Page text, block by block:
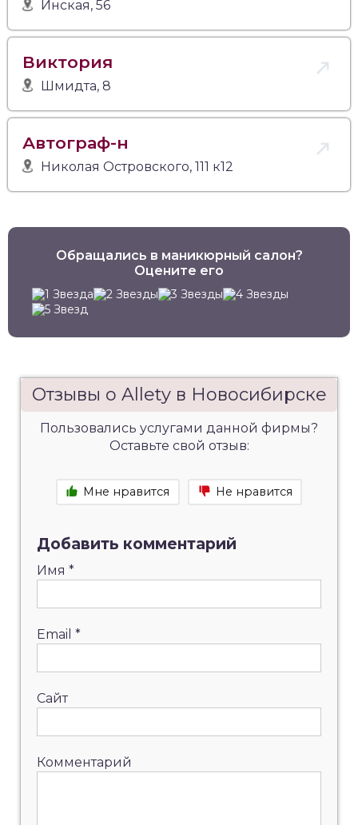
Инская, 56
Виктория
Шмидта, 8
Автограф-н
Николая Островского, 111 к12
Обращались в маникюрный салон?
Оцените его
Отзывы о Allety в Новосибирске
Пользовались услугами данной фирмы?
Оставьте свой отзыв:
Мне нравится Не нравится
Добавить комментарий
Имя *
Email *
Сайт
Комментарий